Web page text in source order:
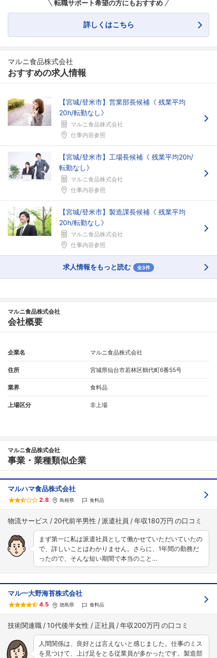
こちらの企業もフォローしませんか？
転職サポート希望の方にもおすすめ
詳しくはこちら
マルニ食品株式会社
おすすめの求人情報
【宮城/登米市】営業部長候補《 残業平均
20h/転勤なし》
マルニ食品株式会社
仕事内容参照
【宮城/登米市】工場長候補《 残業平均20h/
転勤なし》
マルニ食品株式会社
仕事内容参照
【宮城/登米市】製造課長候補《 残業平均
20h/転勤なし》
マルニ食品株式会社
仕事内容参照
求人情報をもっと読む 全3件
マルニ食品株式会社
会社概要
企業名 マルニ食品株式会社
住所 宮城県仙台市若林区鶴代町6番55号
業界 食料品
上場区分 非上場
マルニ食品株式会社
事業・業種類似企業
マルハマ食品株式会社
2.8 島根県 食料品
物流サービス 20代前半男性 派遣社員 年収180万円
まず第一に私は派遣社員として働かせていただいていたの
で、詳しいことはわかりません。さらに、1年間の勤務だ
ったので、そんな短い期間で本当のこと…
マル一大野海苔株式会社
4.5 徳島県 食料品
技術関連職 10代後半女性 正社員 年収200万円
人間関係は、良好とは言えないと感じました。仕事のミス
を見つけて、上げ足をとる従業員が多かったです。製造部